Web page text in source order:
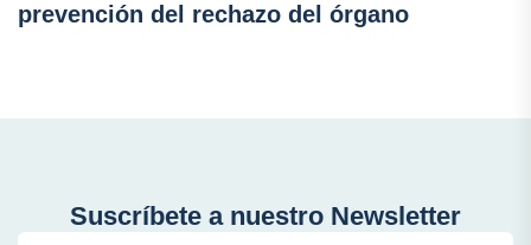
prevención del rechazo del órgano
Suscríbete a nuestro Newsletter